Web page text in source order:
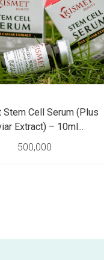
Stem Cell Serum (Plus
Extract) – 10ml...
500,000